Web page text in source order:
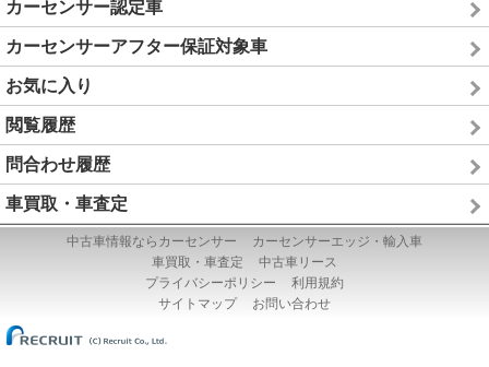
カーセンサー認定車
カーセンサーアフター保証対象車
お気に入り
閲覧履歴
問合わせ履歴
車買取・車査定
中古車情報ならカーセンサー
カーセンサーエッジ・輸入車
車買取・車査定
中古車リース
プライバシーポリシー
利用規約
サイトマップ
お問い合わせ